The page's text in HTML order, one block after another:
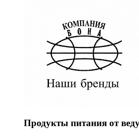
Продукты питания от